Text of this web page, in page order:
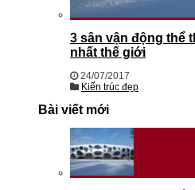
3 sân vận động thể
nhất thế giới
24/07/2017
Kiến trúc đẹp
Bài viết mới